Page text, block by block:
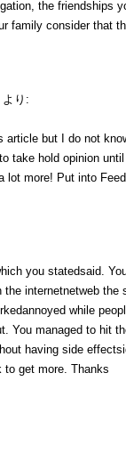
the friendships
family consider that
より:
article but I do not
take hold opinion
lot more! Put into
you statedsaid.
internetnetweb
while
You managed to hit
having side
to get more. Thanks